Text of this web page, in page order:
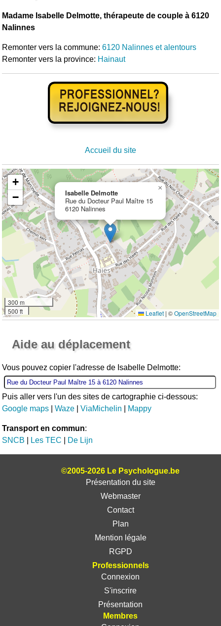
Madame Isabelle Delmotte, thérapeute de couple à 6120
Nalinnes
Remonter vers la commune:6120 Nalinnes et alentours
Remonter vers la province: Hainaut
Accueil du site
Isabelle Delmotte
Rue du Docteur Paul Maître 15
6120 Nalinnes
×
+
−
300 m
500 ft
Leaflet | ©OpenStreetMap
Aide au déplacement
Vous pouvez copier l'adresse de Isabelle Delmotte:
Puis aller vers l'un des sites de cartographie ci-dessous:
Google maps |Waze |ViaMichelin Mappy
Transport en commun:
SNCB
Les TEC De Lijn
©2005-2026 Le Psychologue.be
Présentation du site
Webmaster
Contact
Plan
Mention légale
RGPD
Professionnels
Connexion
S'inscrire
Présentation
Membres